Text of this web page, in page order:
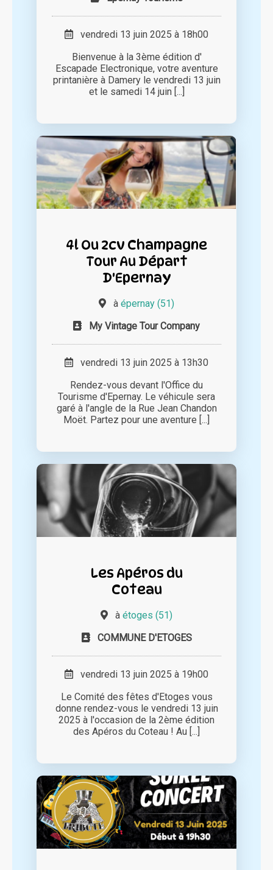
vendredi 13 juin 2025 à 18h00
Bienvenue à la 3ème édition d'
Escapade Electronique, votre aventure
printanière à Damery le vendredi 13 juin
et le samedi 14 juin [...]
4l Ou 2cv Champagne
Tour Au Départ
D'Epernay
à épernay (51)
My Vintage Tour Company
vendredi 13 juin 2025 à 13h30
Rendez-vous devant l'Office du
Tourisme d'Epernay. Le véhicule sera
garé à l'angle de la Rue Jean Chandon
Moët. Partez pour une aventure [...]
Les Apéros du
Coteau
à étoges (51)
COMMUNE D'ETOGES
vendredi 13 juin 2025 à 19h00
Le Comité des fêtes d'Etoges vous
donne rendez-vous le vendredi 13 juin
2025 à l'occasion de la 2ème édition
des Apéros du Coteau ! Au [...]